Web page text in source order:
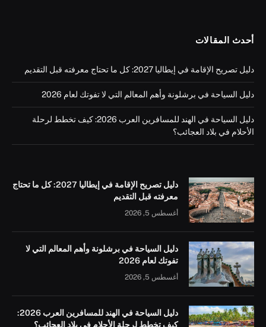
أحدث المقالات
دليل تصريح الإقامة في إيطاليا 2027: كل ما تحتاج معرفته قبل التقديم
دليل السياحة في برشلونة وأهم المعالم التي لا تفوتك لعام 2026
دليل السياحة في الهند للمسافرين العرب 2026: كيف تخطط لرحلة
الأحلام في بلاد العجائب؟
دليل تصريح الإقامة في إيطاليا 2027: كل ما تحتاج
معرفته قبل التقديم
أغسطس 5, 2026
دليل السياحة في برشلونة وأهم المعالم التي لا
تفوتك لعام 2026
أغسطس 5, 2026
دليل السياحة في الهند للمسافرين العرب 2026:
كيف تخطط لرحلة الأحلام في بلاد العجائب؟